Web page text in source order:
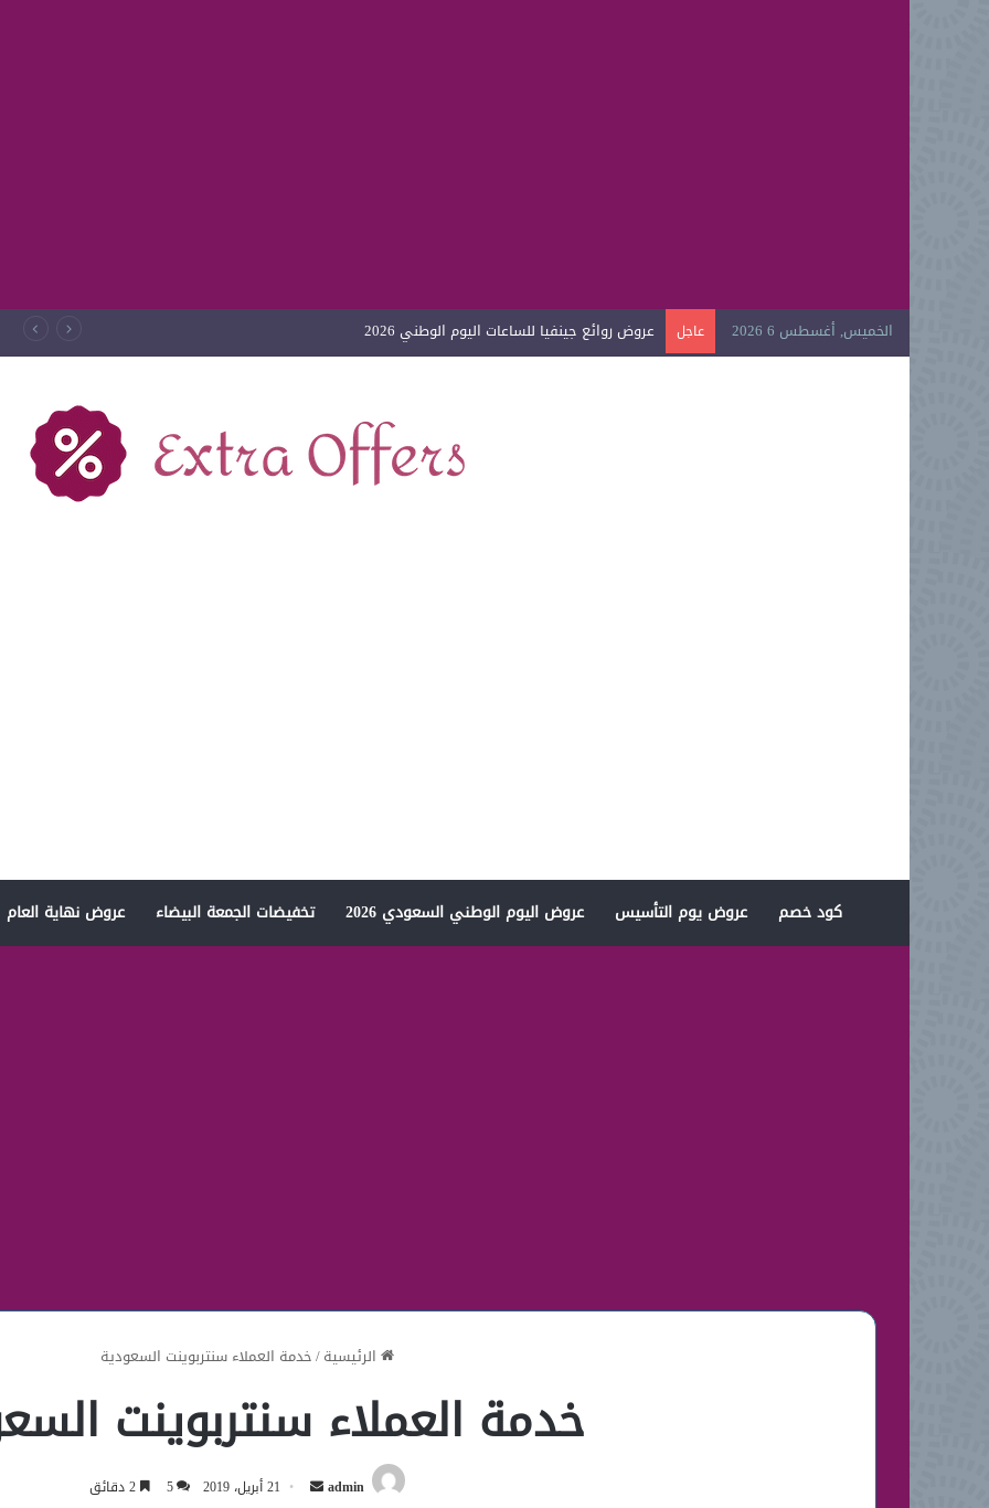
الخميس, أغسطس 6 2026 عاجل عروض روائع جينفيا للساعات اليوم الوطني 2026
كود خصم عروض يوم التأسيس عروض اليوم الوطني السعودي 2026 تخفيضات الجمعة البيضاء عروض نهاية العام
الرئيسية/خدمة العملاء سنتربوينت السعودية
خدمة العملاء سنتربوينت
admin
أرسل 21 أبريل، 2019 5